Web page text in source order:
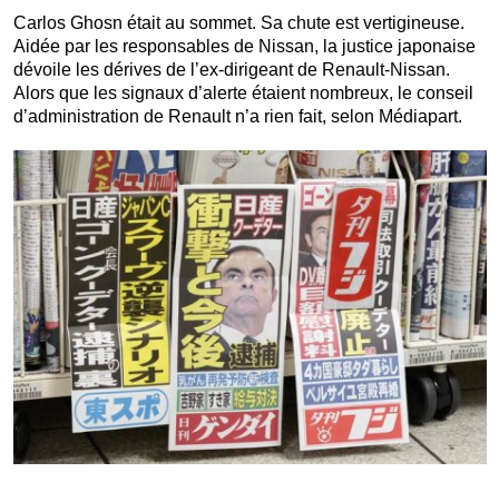
Carlos Ghosn était au sommet. Sa chute est vertigineuse.
Aidée par les responsables de Nissan, la justice japonaise
dévoile les dérives de l’ex-dirigeant de Renault-Nissan.
Alors que les signaux d’alerte étaient nombreux, le conseil
d’administration de Renault n’a rien fait, selon Médiapart.